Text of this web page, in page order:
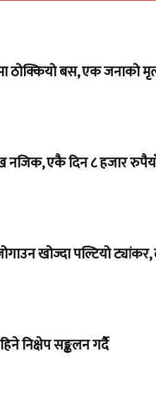
ठोक्कियो बस, एक जनाको
एकै दिन ८ हजार
खोज्दा पल्टियो ट्यांकर,
निक्षेप सङ्कलन गर्दै